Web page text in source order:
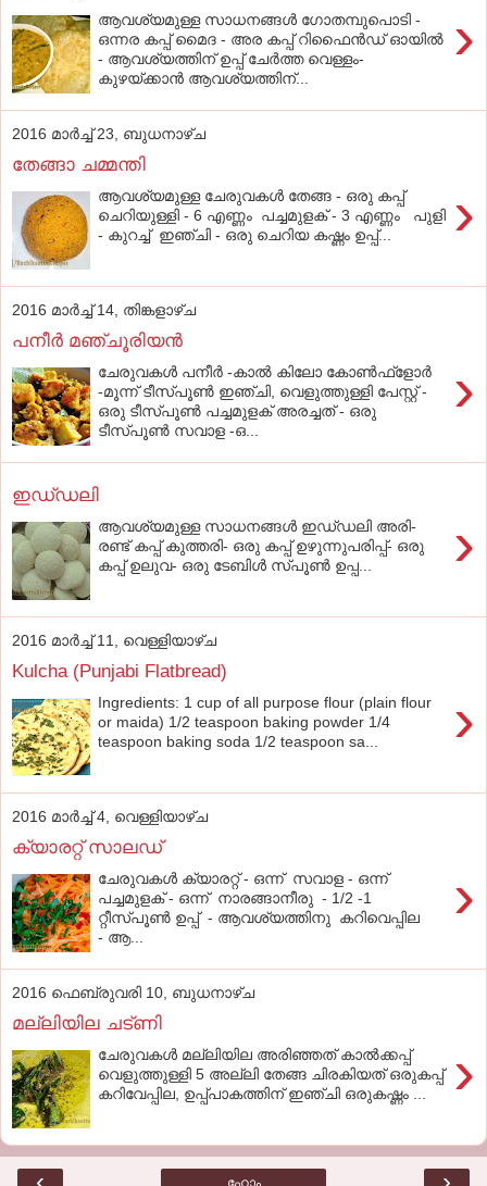
›
ആവശ്യമുള്ള സാധനങ്ങൾ ഗോതമ്പുപൊടി -
ഒന്നര കപ്പ് മൈദ - അര കപ്പ് റിഫൈൻഡ് ഓയിൽ
- ആവശ്യത്തിന് ഉപ്പ് ചേർത്ത വെള്ളം-
കുഴയ്ക്കാൻ ആവശ്യത്തിന്...
2016 മാർച്ച് 23, ബുധനാഴ്‌ച
തേങ്ങാ ചമ്മന്തി
›
ആവശ്യമുള്ള ചേരുവകൾ തേങ്ങ - ഒരു കപ്പ്
ചെറിയുള്ളി - 6 എണ്ണം പച്ചമുളക് - 3 എണ്ണം പുളി
- കുറച്ച് ഇഞ്ചി - ഒരു ചെറിയ കഷ്ണം ഉപ്പ്...
2016 മാർച്ച് 14, തിങ്കളാഴ്‌ച
പനീർ മഞ്ചൂരിയൻ
›
ചേരുവകൾ പനീർ -കാൽ കിലോ കോൺഫ്ളോർ
-മൂന്ന് ടീസ്പൂൺ ഇഞ്ചി, വെളുത്തുള്ളി പേസ്റ്റ് -
ഒരു ടീസ്പൂൺ പച്ചമുളക് അരച്ചത് - ഒരു
ടീസ്പൂൺ സവാള -ഒ...
ഇഡ്‌ഡലി
›
ആവശ്യമുള്ള സാധനങ്ങള്‍ ഇഡ്‌ഡലി അരി-
രണ്ട്‌ കപ്പ്‌ കുത്തരി- ഒരു കപ്പ്‌ ഉഴുന്നുപരിപ്പ്‌- ഒരു
കപ്പ്‌ ഉലുവ- ഒരു ടേബിള്‍ സ്‌പൂണ്‍ ഉപ്പ...
2016 മാർച്ച് 11, വെള്ളിയാഴ്‌ച
Kulcha (Punjabi Flatbread)
›
Ingredients: 1 cup of all purpose flour (plain flour
or maida) 1/2 teaspoon baking powder 1/4
teaspoon baking soda 1/2 teaspoon sa...
2016 മാർച്ച് 4, വെള്ളിയാഴ്‌ച
ക്യാരറ്റ് സാലഡ്
›
ചേരുവകൾ ക്യാരറ്റ് - ഒന്ന് സവാള - ഒന്ന്
പച്ചമുളക് - ഒന്ന് നാരങ്ങാനീരു - 1/2 -1
റ്റീസ്പൂൺ ഉപ്പ് - ആവശ്യത്തിനു കറിവെപ്പില
- ആ...
2016 ഫെബ്രുവരി 10, ബുധനാഴ്‌ച
മല്ലിയില ചട്ണി
›
ചേരുവകള്‍ മല്ലിയില അരിഞ്ഞത് കാല്‍ക്കപ്പ്
വെളുത്തുള്ളി 5 അല്ലി തേങ്ങ ചിരകിയത് ഒരുകപ്പ്
കറിവേപ്പില, ഉപ്പ്പാകത്തിന് ഇഞ്ചി ഒരുകഷ്ണം ...